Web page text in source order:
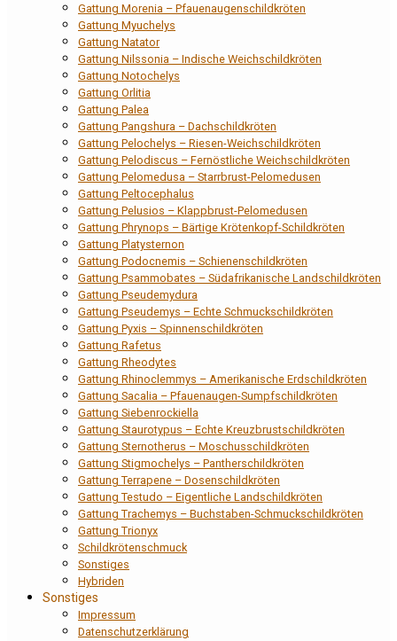
Gattung Morenia – Pfauenaugenschildkröten
Gattung Myuchelys
Gattung Natator
Gattung Nilssonia – Indische Weichschildkröten
Gattung Notochelys
Gattung Orlitia
Gattung Palea
Gattung Pangshura – Dachschildkröten
Gattung Pelochelys – Riesen-Weichschildkröten
Gattung Pelodiscus – Fernöstliche Weichschildkröten
Gattung Pelomedusa – Starrbrust-Pelomedusen
Gattung Peltocephalus
Gattung Pelusios – Klappbrust-Pelomedusen
Gattung Phrynops – Bärtige Krötenkopf-Schildkröten
Gattung Platysternon
Gattung Podocnemis – Schienenschildkröten
Gattung Psammobates – Südafrikanische Landschildkröten
Gattung Pseudemydura
Gattung Pseudemys – Echte Schmuckschildkröten
Gattung Pyxis – Spinnenschildkröten
Gattung Rafetus
Gattung Rheodytes
Gattung Rhinoclemmys – Amerikanische Erdschildkröten
Gattung Sacalia – Pfauenaugen-Sumpfschildkröten
Gattung Siebenrockiella
Gattung Staurotypus – Echte Kreuzbrustschildkröten
Gattung Sternotherus – Moschusschildkröten
Gattung Stigmochelys – Pantherschildkröten
Gattung Terrapene – Dosenschildkröten
Gattung Testudo – Eigentliche Landschildkröten
Gattung Trachemys – Buchstaben-Schmuckschildkröten
Gattung Trionyx
Schildkrötenschmuck
Sonstiges
Hybriden
Sonstiges
Impressum
Datenschutzerklärung